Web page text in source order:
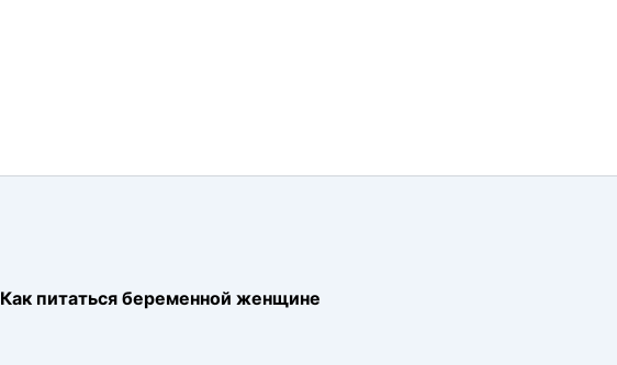
Как питаться беременной женщине